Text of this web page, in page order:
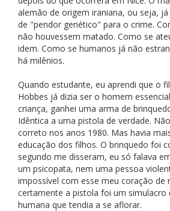
alemão de origem iraniana, ou seja,
de "pendor genético" para o crime.
não houvessem matado. Como se
idem. Como se humanos já não
há milênios.
Quando estudante, eu aprendi que o
Hobbes já dizia ser o homem
criança, ganhei uma arma de
Idêntica a uma pistola de verdade.
correto nos anos 1980. Mas havia
educação dos filhos. O brinquedo foi
segundo me disseram, eu só falava
um psicopata, nem uma pessoa
impossível com esse meu coração de
certamente a pistola foi um simulacro
humana que tendia a se aflorar.